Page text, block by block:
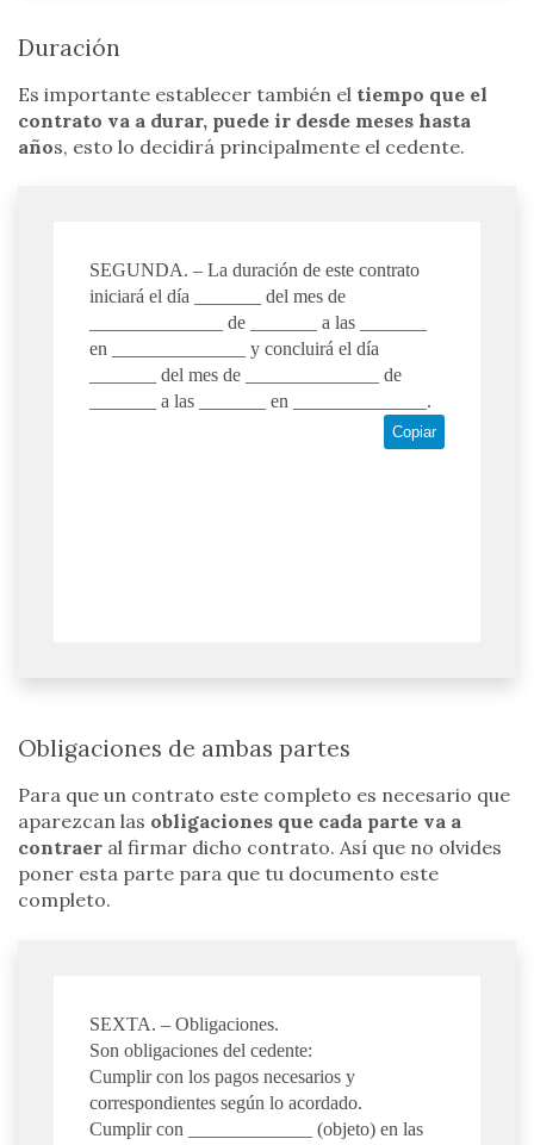
Duración
Es importante establecer también el tiempo que el
contrato va a durar, puede ir desde meses hasta
años, esto lo decidirá principalmente el cedente.
SEGUNDA. – La duración de este contrato
iniciará el día _______ del mes de
______________ de _______ a las _______
en ______________ y concluirá el día
_______ del mes de ______________ de
_______ a las _______ en ______________.
Copiar
Obligaciones de ambas partes
Para que un contrato este completo es necesario que
aparezcan las obligaciones que cada parte va a
contraer al firmar dicho contrato. Así que no olvides
poner esta parte para que tu documento este
completo.
SEXTA. – Obligaciones.
Son obligaciones del cedente:
Cumplir con los pagos necesarios y
correspondientes según lo acordado.
Cumplir con _____________ (objeto) en las